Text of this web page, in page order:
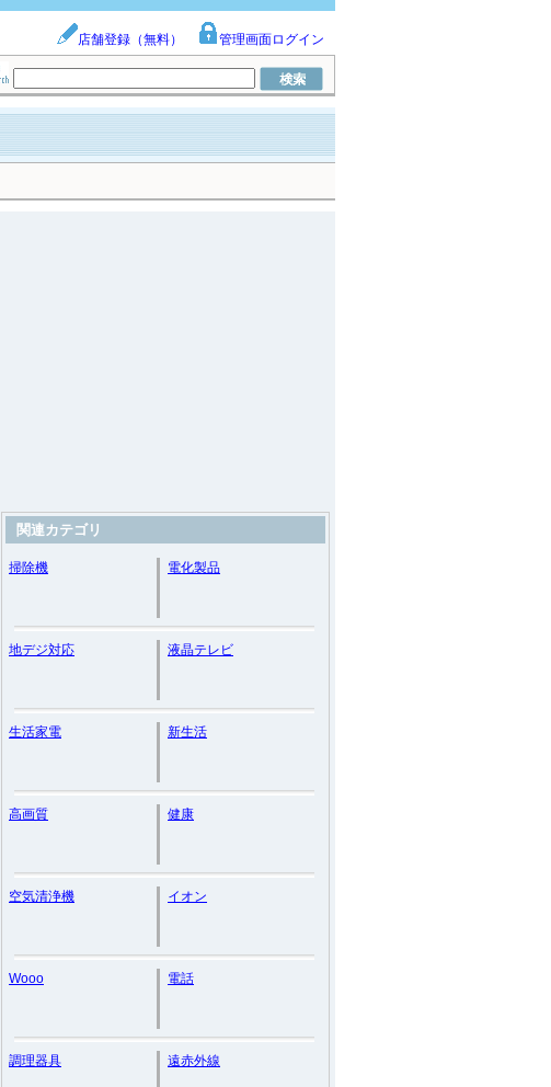
店舗登録（無料） 管理画面ログイン
関連カテゴリ
掃除機 電化製品
地デジ対応 液晶テレビ
生活家電 新生活
高画質 健康
空気清浄機 イオン
Wooo 電話
調理器具 遠赤外線